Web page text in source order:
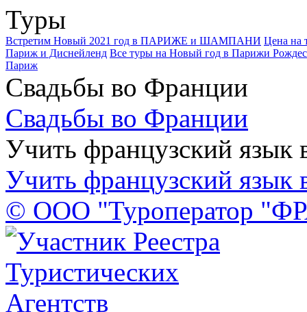
Туры
Встретим Новый 2021 год в ПАРИЖЕ и ШАМПАНИ Цена на
Париж и Диснейленд Все туры на Новый год в Парижи
Париж
Свадьбы во Франции
Свадьбы во Франции
Учить французский язык
Учить французский язык
© ООО "Туроператор